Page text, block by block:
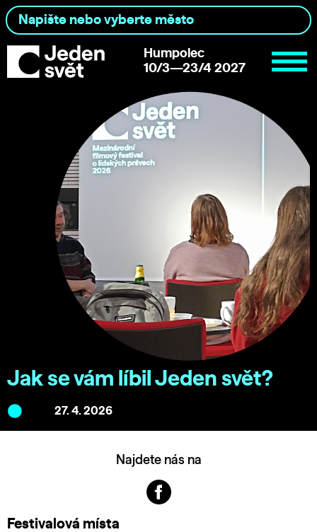
Humpolec
10/3—23/4 2027
Jak se vám líbil Jeden svět?
27. 4. 2026
Najdete nás na
Festivalová místa